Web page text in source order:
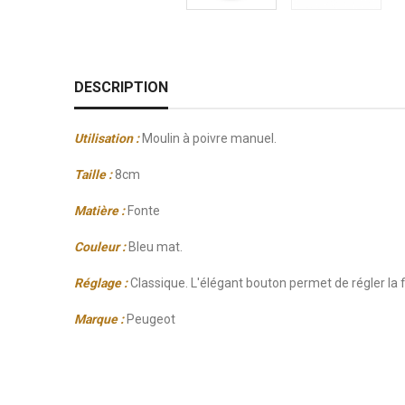
DESCRIPTION
Utilisation :Moulin à poivre manuel.
Taille :8cm
Matière :Fonte
Couleur :Bleu mat.
Réglage :Classique. L'élégant bouton permet de régler la
Marque :Peugeot